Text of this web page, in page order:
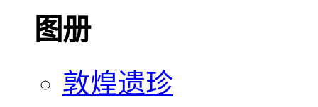
图册
敦煌遗珍